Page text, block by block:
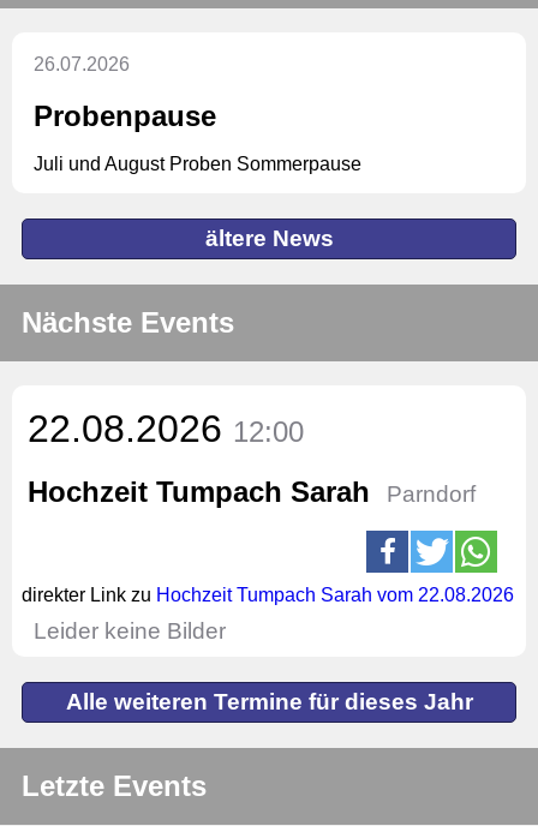
26.07.2026
Probenpause
Juli und August Proben Sommerpause
ältere News
Nächste Events
22.08.2026 12:00
Hochzeit Tumpach Sarah
Parndorf
direkter Link zu Hochzeit Tumpach Sarah vom 22.08.2026
Leider keine Bilder
Alle weiteren Termine für dieses Jahr
Letzte Events